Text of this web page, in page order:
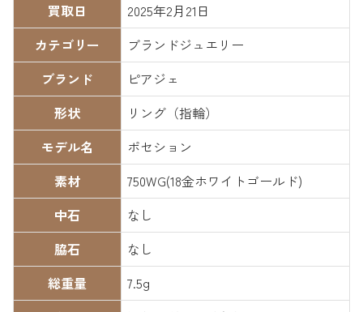
買取日
2025年2月21日
カテゴリー
ブランドジュエリー
ブランド
ピアジェ
形状
リング（指輪）
モデル名
ポセション
素材
750WG(18金ホワイトゴールド)
中石
なし
脇石
なし
総重量
7.5g